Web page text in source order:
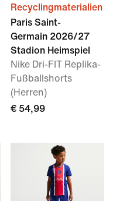
Recyclingmaterialien
Paris Saint-
Germain 2026/27
Stadion Heimspiel
Nike Dri-FIT Replika-
Fußballshorts
(Herren)
€ 54,99